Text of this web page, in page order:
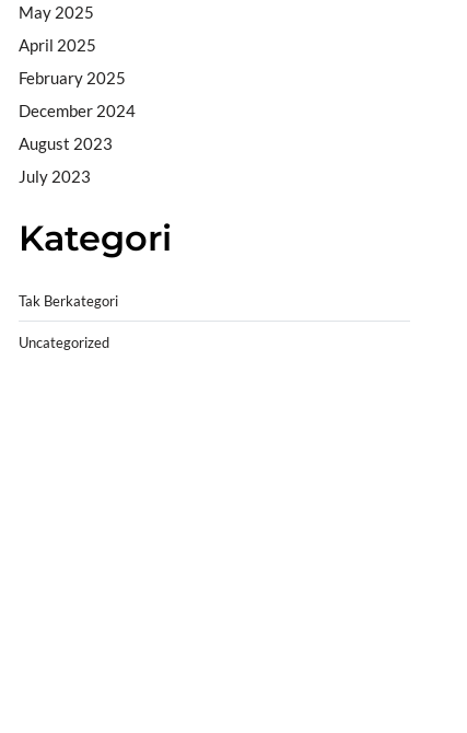
May 2025
April 2025
February 2025
December 2024
August 2023
July 2023
Kategori
Tak Berkategori
Uncategorized